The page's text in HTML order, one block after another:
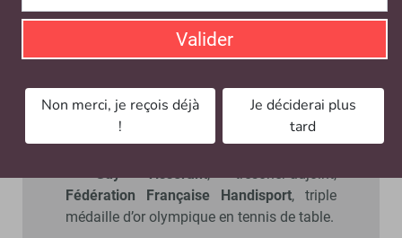
•Agnès de Saint Céran, directrice
exécutive des ressources humaines,
•Agnès Seniquette, directrice du Talent
Management des Exécutifs,
Orange;
Cédric de Beaumont
, directeur SIRH &
•Guy Tisserant, trésorier-adjoint,
Fédération Française Handisport, triple
médaille d’or olympique en tennis de table.
Valider
Non merci, je reçois déjà
!
Je déciderai plus
tard